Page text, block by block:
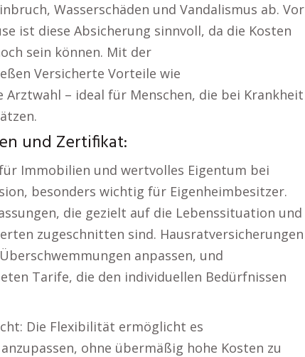
Wasserschäden und Vandalismus ab. Vor
ist diese Absicherung sinnvoll, da die Kosten
sein können. Mit der
Versicherte Vorteile wie
– ideal für Menschen, die bei Krankheit
und Zertifikat:
Immobilien und wertvolles Eigentum bei
besonders wichtig für Eigenheimbesitzer.
die gezielt auf die Lebenssituation und
zugeschnitten sind. Hausratversicherungen
anpassen, und
Tarife, die den individuellen Bedürfnissen
Die Flexibilität ermöglicht es
ohne übermäßig hohe Kosten zu